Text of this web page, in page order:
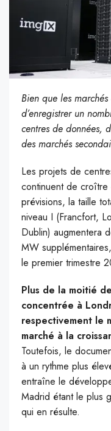
Bien que les
d’enregistrer un
centres de données,
des marchés
Les projets de
continuent de croître
prévisions, la taille
niveau I (Francfort,
Dublin) augmentera
MW
le premier trimestre
Plus de la moitié
concentrée à
respectivement le
marché à la
Toutefois, le
à un rythme plus
entraîne le
Madrid étant le plus
qui en résulte.